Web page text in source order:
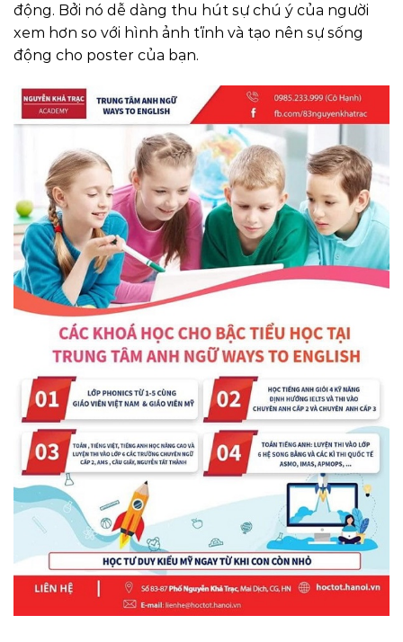
động. Bởi nó dễ dàng thu hút sự chú ý của người
xem hơn so với hình ảnh tĩnh và tạo nên sự sống
động cho poster của bạn.